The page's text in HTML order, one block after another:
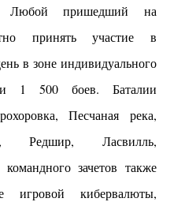
Любой пришедший на
принять участие в
в зоне индивидуального
1 500 боев. Баталии
Песчаная река,
Редшир, Ласвилль,
зачетов также
кибервалюты,